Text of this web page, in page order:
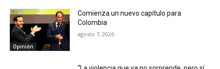
Opinión
Comienza un nuevo capítulo para
Colombia
agosto 7, 2026